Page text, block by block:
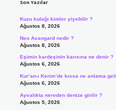
Son Yazılar
Kuzu kulağı kimler yiyebilir ?
Ağustos 8, 2026
Neo Avangard nedir ?
Ağustos 8, 2026
Eşimin kardeşinin karısına ne denir ?
Ağustos 6, 2026
Kur’an-ı Kerim’de kıssa ne anlama
Ağustos 6, 2026
Ayvalıkta nereden denize girilir ?
Ağustos 5, 2026